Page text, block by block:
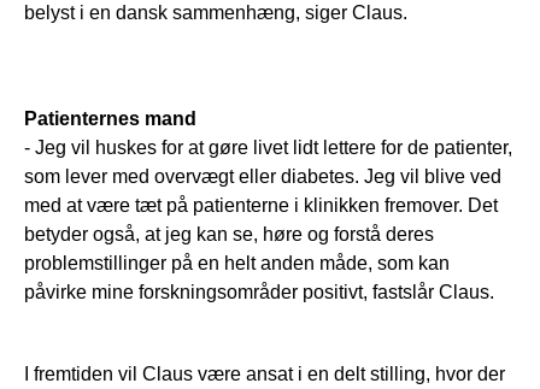
belyst i en dansk sammenhæng, siger Claus.
Patienternes mand
- Jeg vil huskes for at gøre livet lidt lettere for de patienter,
som lever med overvægt eller diabetes. Jeg vil blive ved
med at være tæt på patienterne i klinikken fremover. Det
betyder også, at jeg kan se, høre og forstå deres
problemstillinger på en helt anden måde, som kan
påvirke mine forskningsområder positivt, fastslår Claus.
I fremtiden vil Claus være ansat i en delt stilling, hvor der